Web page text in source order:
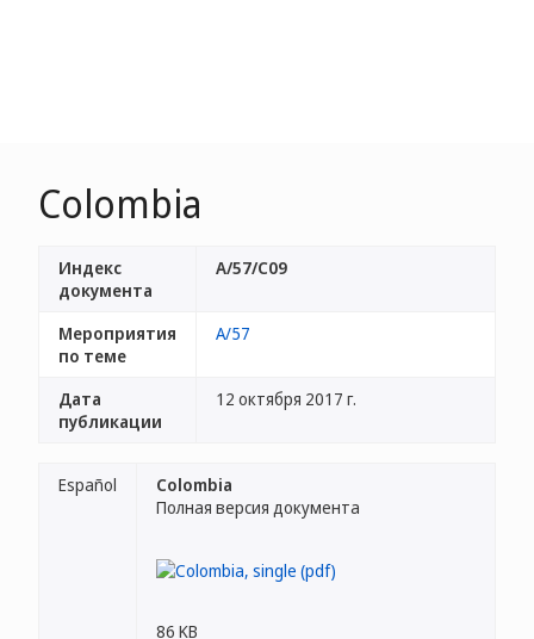
Colombia
Индекс
документа
A/57/C09
Мероприятия
по теме
A/57
Дата
публикации
12 октября 2017 г.
Español
Colombia
Полная версия документа
86 KB